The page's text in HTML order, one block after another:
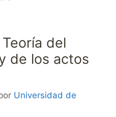
del
de los actos
Universidad de